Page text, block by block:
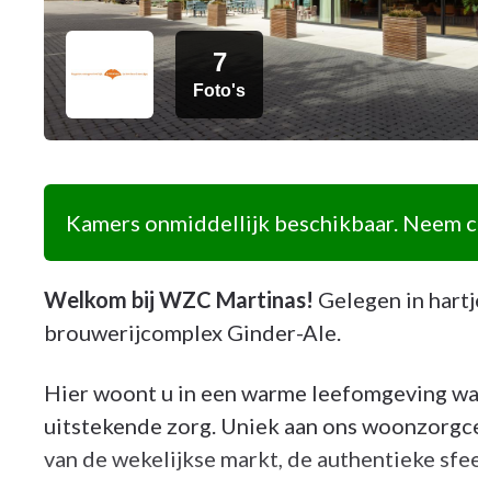
7
Foto's
Kamers onmiddellijk beschikbaar. Neem
Welkom bij WZC Martinas! Gelegen in
brouwerijcomplex Ginder-Ale.
Hier woont u in een warme leefomgeving
uitstekende zorg. Uniek aan ons
van de wekelijkse markt, de authentieke